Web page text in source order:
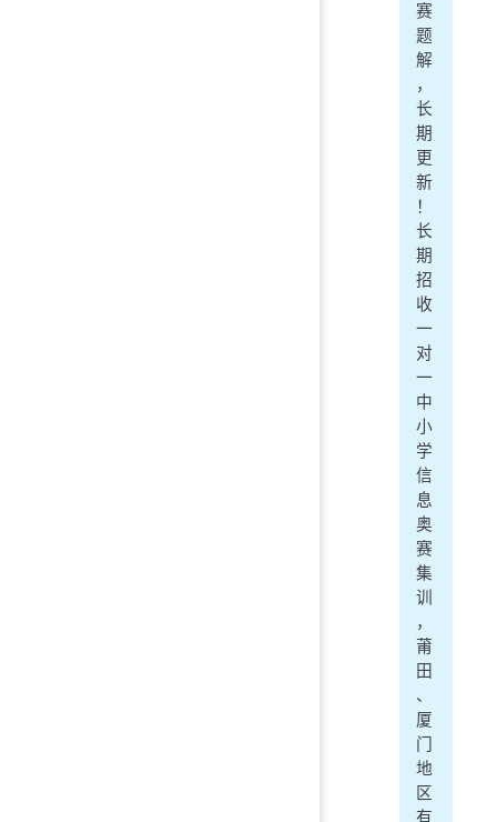
赛
题
解
，
长
期
更
新
！
长
期
招
收
一
对
一
中
小
学
信
息
奥
赛
集
训
，
莆
田
、
厦
门
地
区
有